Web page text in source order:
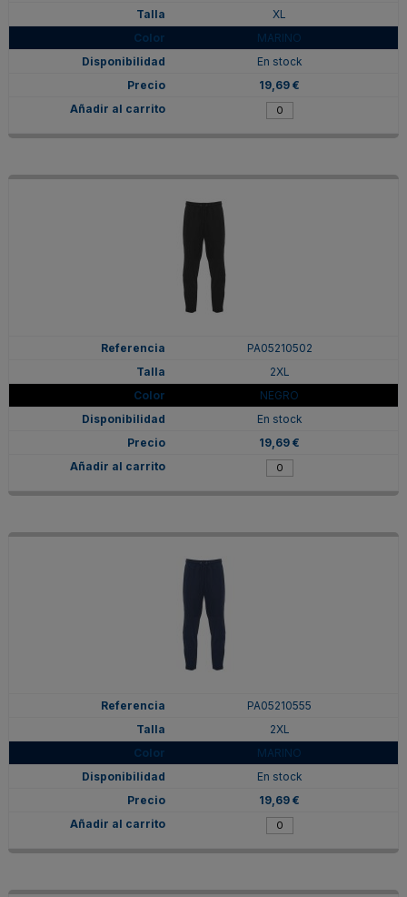
XL
MARINO
En stock
19,69 €
PA05210502
2XL
NEGRO
En stock
19,69 €
PA05210555
2XL
MARINO
En stock
19,69 €